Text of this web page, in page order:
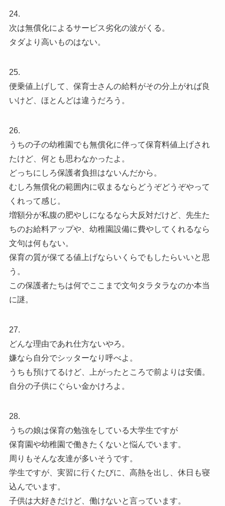
24.
次は無償化によるサービス劣化の波がくる。
タダより高いものはない。
25.
便乗値上げして、保育士さんの給料がその分上がれば良
いけど、ほとんどは違うだろう。
26.
うちの子の幼稚園でも無償化に伴って保育料値上げされ
たけど、何とも思わなかったよ。
どっちにしろ保護者負担はないんだから。
むしろ無償化の範囲内に収まるならどうぞどうぞやって
くれって感じ。
増額分が私腹の肥やしになるなら大反対だけど、先生た
ちのお給料アップや、幼稚園設備に費やしてくれるなら
文句は何もない。
保育の質が保てる値上げならいくらでもしたらいいと思
う。
この保護者たちは何でここまで文句タラタラなのか本当
に謎。
27.
どんな理由であれ仕方ないやろ。
嫌なら自分でシッターなり呼べよ。
うちも預けてるけど、上がったところで前よりは安価。
自分の子供にぐらい金かけろよ。
28.
うちの娘は保育の勉強をしている大学生ですが
保育園や幼稚園で働きたくないと悩んでいます。
周りもそんな友達が多いそうです。
学生ですが、実習に行くたびに、高熱を出し、休日も寝
込んでいます。
子供は大好きだけど、働けないと言っています。